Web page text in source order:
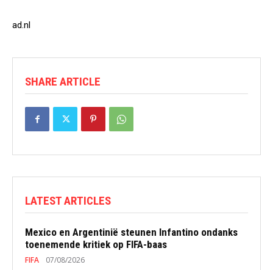
ad.nl
SHARE ARTICLE
LATEST ARTICLES
Mexico en Argentinië steunen Infantino ondanks
toenemende kritiek op FIFA-baas
FIFA 07/08/2026